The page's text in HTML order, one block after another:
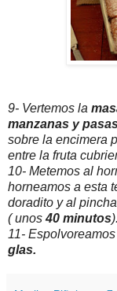
9- Vertemos la
manzanas y
sobre la encimera
entre la fruta
10- Metemos al
horneamos a esta
doradito y al
( unos40 minutos).
11-
glas.